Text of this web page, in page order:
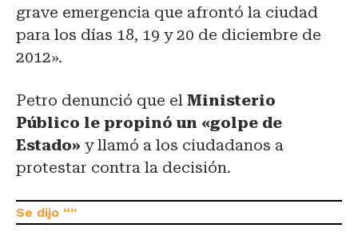
grave emergencia que afrontó la ciudad
para los días 18, 19 y 20 de diciembre de
2012».
Petro denunció que el Ministerio
Público le propinó un «golpe de
Estado» y llamó a los ciudadanos a
protestar contra la decisión.